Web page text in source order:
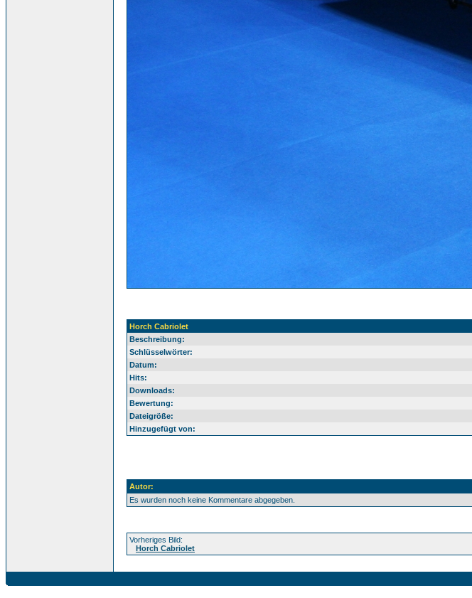
Horch Cabriolet
Beschreibung:
Schlüsselwörter:
Datum:
Hits:
Downloads:
Bewertung:
Dateigröße:
Hinzugefügt von:
Autor:
Es wurden noch keine Kommentare abgegeben.
Vorheriges Bild:
Horch Cabriolet